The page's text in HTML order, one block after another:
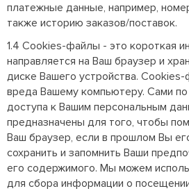
платежные данные, например,
также историю заказов/поставок.
1.4 Cookies-файлы - это короткая
направляется на Ваш браузер и
диске Вашего устройства.
вреда Вашему компьютеру. Сами
доступа к Вашим персональным
предназначены для того, чтобы
Ваш браузер, если в прошлом Вы
сохранить и запомнить Ваши
его содержимого. Мы можем
для сбора информации о